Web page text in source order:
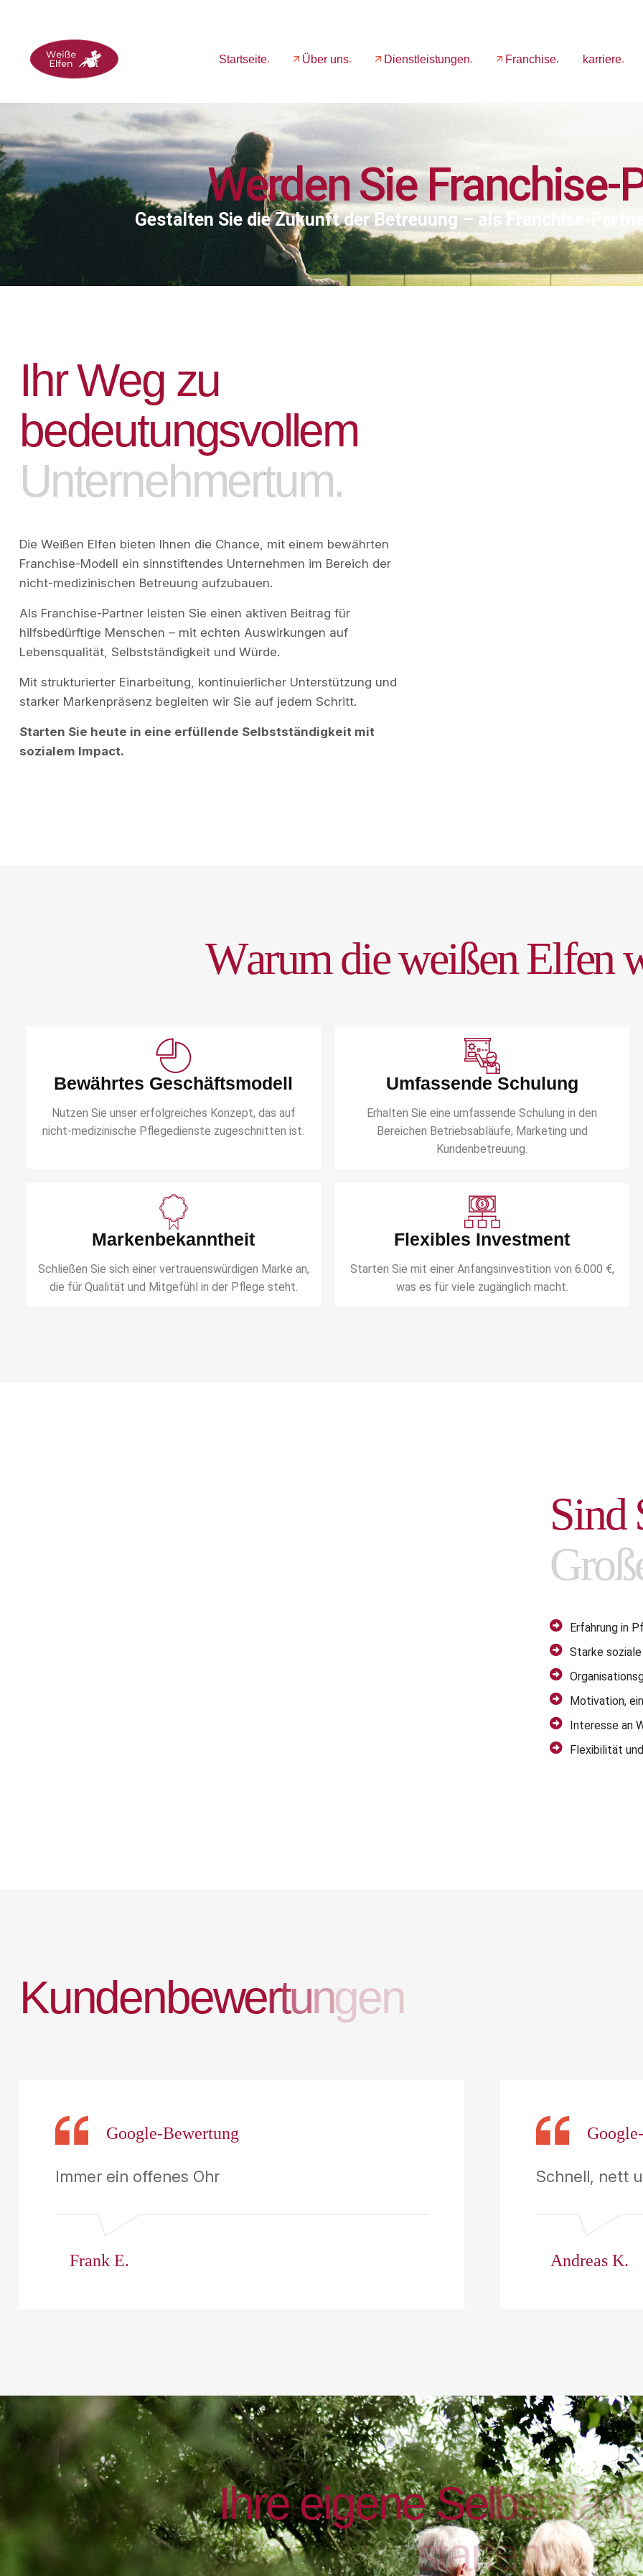
Startseite Über uns Dienstleistungen Franchise karriere
Werden Sie Franchise-
Gestalten Sie die Zukunft der Betreuung – als Franchise-
Ihr Weg zu
bedeutungsvollem
Unternehmertum.
Die Weißen Elfen bieten Ihnen die Chance, mit einem bewährten
Franchise-Modell ein sinnstiftendes Unternehmen im Bereich der
nicht-medizinischen Betreuung aufzubauen.
Als Franchise-Partner leisten Sie einen aktiven Beitrag für
hilfsbedürftige Menschen – mit echten Auswirkungen auf
Lebensqualität, Selbstständigkeit und Würde.
Mit strukturierter Einarbeitung, kontinuierlicher Unterstützung und
starker Markenpräsenz begleiten wir Sie auf jedem Schritt.
Starten Sie heute in eine erfüllende Selbstständigkeit mit
sozialem Impact.
Warum dieweißenElfen
Bewährtes Geschäftsmodell
Nutzen Sie unser erfolgreiches Konzept, das auf
nicht-medizinische Pflegedienste zugeschnitten ist.
Umfassende Schulung
Erhalten Sie eine umfassende Schulung in den
Bereichen Betriebsabläufe, Marketing und
Kundenbetreuung.
Markenbekanntheit
Schließen Sie sich einer vertrauenswürdigen Marke an,
die für Qualität und Mitgefühl in der Pflege steht.
Flexibles Investment
Starten Sie mit einer Anfangsinvestition von 6.000 €,
was es für viele zugänglich macht.
Sind
Groß
Erfahrung in
Starke
Motivation,
Interesse an
Flexibilität
Kundenbewertungen
Google-Bewertung
Immer ein offenes Ohr
Frank E.
Schnell, nett
Andreas K.
Ihre eigene Selbststän
starten